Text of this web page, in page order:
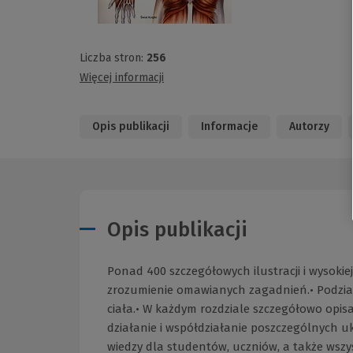
Liczba stron: 256
Więcej informacji
Opis publikacji Informacje Autorzy
Opis publikacji
Ponad 400 szczegółowych ilustracji i
zrozumienie omawianych zagadnień.•
ciała.• W każdym rozdziale szczegółowo
działanie i współdziałanie poszczególnych
wiedzy dla studentów, uczniów, a także